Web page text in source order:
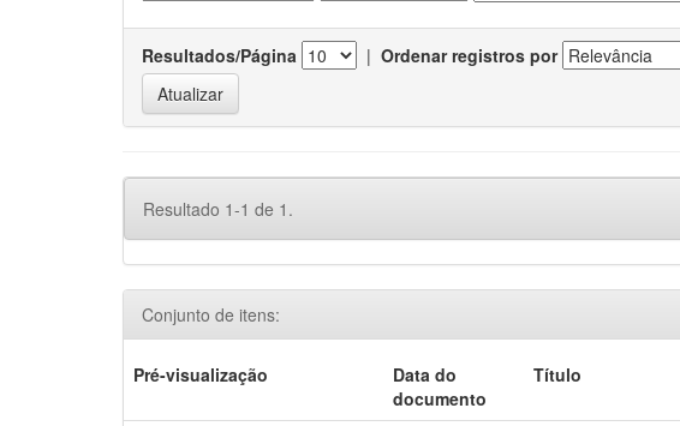
Resultados/Página | Ordenar registros por
Resultado 1-1 de 1.
Conjunto de itens:
Pré-visualização
Data do
documento
Título